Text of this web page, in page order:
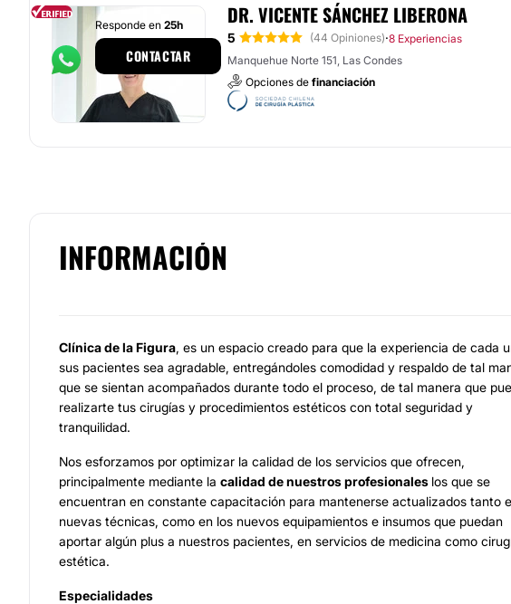
DR. VICENTE SÁNCHEZ LIBERONA
5 (44 Opiniones)·8 Experiencias
Manquehue Norte 151, Las Condes
Opciones de financiación
Responde en 25h
CONTACTAR
INFORMACIÓN
Clínica de la Figura, es un espacio creado para que la experiencia de cada
sus pacientes sea agradable, entregándoles comodidad y respaldo de tal
que se sientan acompañados durante todo el proceso, de tal manera que
realizarte tus cirugías y procedimientos estéticos con total seguridad y
tranquilidad.
Nos esforzamos por optimizar la calidad de los servicios que ofrecen,
principalmente mediante la calidad de nuestros profesionales los que se
encuentran en constante capacitación para mantenerse actualizados tanto
nuevas técnicas, como en los nuevos equipamientos e insumos que puedan
aportar algún plus a nuestros pacientes, en servicios de medicina como
estética.
Especialidades